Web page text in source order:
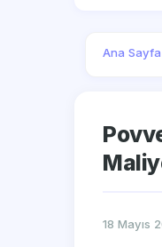
Ana Sayfa
18 Mayıs